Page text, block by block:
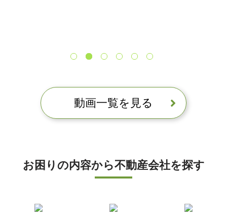
動画一覧を見る
お困りの内容から不動産会社を探す